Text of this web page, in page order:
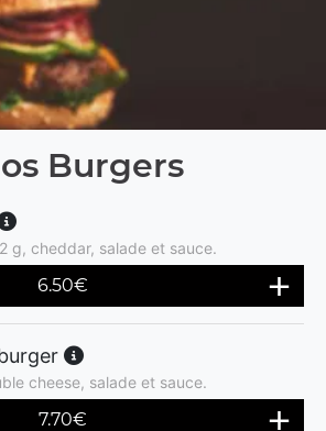
Burgers
g, cheddar, salade et sauce.
6.50€
cheese, salade et sauce.
7.70€